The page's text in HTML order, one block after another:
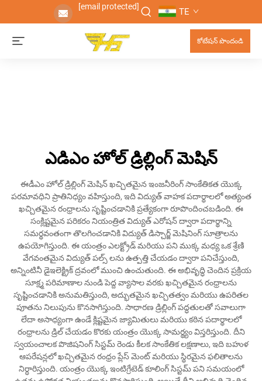
[email protected] TE
కోటేషన్ పొందండి
ఎడిఎం హోల్ డ్రిల్లింగ్ మెషిన్
ఈడీఎం హోల్ డ్రిల్లింగ్ మెషిన్ ఖచ్చితమైన ఇంజనీరింగ్ సాంకేతికత యొక్క
పరమావధిని ప్రాతినిధ్యం వహిస్తుంది, ఇది విద్యుత్ వాహక పదార్థాలలో అత్యంత
ఖచ్చితమైన రంధ్రాలను సృష్టించడానికి ప్రత్యేకంగా రూపొందించబడింది. ఈ
సంక్లిష్టమైన పరికరం నియంత్రిత విద్యుత్ ఎరోషన్ ద్వారా పదార్థాన్ని
సమర్థవంతంగా తొలగించడానికి విద్యుత్ డిస్చార్జ్ మెషినింగ్ సూత్రాలను
ఉపయోగిస్తుంది. ఈ యంత్రం ఎలక్ట్రోడ్ మరియు పని ముక్క మధ్య ఒక శ్రేణి
వేగవంతమైన విద్యుత్ పల్స్ లను ఉత్పత్తి చేయడం ద్వారా పనిచేస్తుంది,
అన్నింటినీ డైఇలెక్ట్రిక్ ద్రవంలో ముంచి ఉంచుతుంది. ఈ అభివృద్ధి చెందిన ప్రక్రియ
సూక్ష్మ పరిమాణాల నుండి పెద్ద వ్యాసాల వరకు ఖచ్చితమైన రంధ్రాలను
సృష్టించడానికి అనుమతిస్తుంది, అద్భుతమైన ఖచ్చితత్వం మరియు ఉపరితల
పూతను నిలుపును కొనసాగిస్తుంది. సాధారణ డ్రిల్లింగ్ పద్ధతులతో సవాలుగా
లేదా అసాధ్యంగా ఉండే క్లిష్టమైన జ్యామితులు మరియు కఠిన పదార్థాలలో
రంధ్రాలను డ్రిల్ చేయడం కొరకు యంత్రం యొక్క సామర్థ్యం విస్తరిస్తుంది. దీని
స్వయంచాలక పొజిషనింగ్ సిస్టమ్ రెండు కీలక సాంకేతిక లక్షణాలు, ఇది బహుళ
ఆపరేషన్లలో ఖచ్చితమైన రంధ్రం ప్లేస్ మెంట్ మరియు స్థిరమైన ఫలితాలను
నిర్ధారిస్తుంది. యంత్రం యొక్క ఇంటిగ్రేటెడ్ కూలింగ్ సిస్టమ్ పని సమయంలో